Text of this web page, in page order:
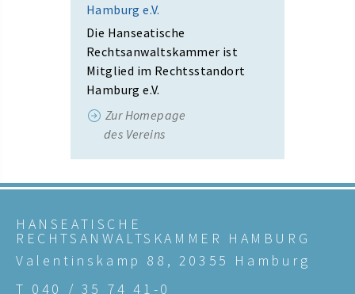
Hamburg e.V.
Die Hanseatische
Rechtsanwaltskammer ist
Mitglied im Rechtsstandort
Hamburg e.V.
Zur Homepage
des Vereins
HANSEATISCHE
RECHTSANWALTSKAMMER HAMBURG
Valentinskamp 88, 20355 Hamburg
T 040 / 35 74 41-0